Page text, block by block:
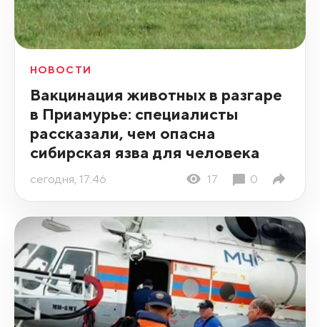
НОВОСТИ
Вакцинация животных в разгаре
в Приамурье: специалисты
рассказали, чем опасна
сибирская язва для человека
сегодня, 17:46 17 0